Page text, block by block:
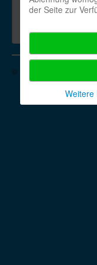
Standort:
Tanztreff fällt aus
© 2026 TSV Line Dance
der Seite zur
Weitere